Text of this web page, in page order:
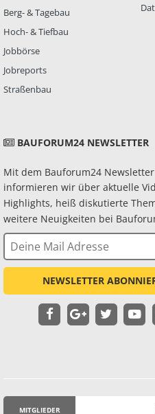
Berg- & Tagebau
Hoch- & Tiefbau
Jobbörse
Jobreports
Straßenbau
BAUFORUM24 NEWSLETTER
Mit dem Bauforum24 Newsletter
informieren wir über aktuelle
Highlights, heiß diskutierte
weitere Neuigkeiten bei
NEWSLETTER
MITGLIEDER